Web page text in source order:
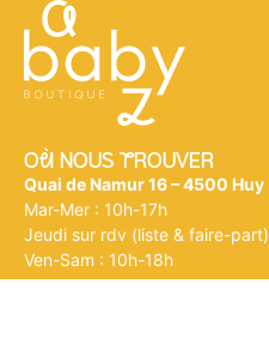
Où NOUS tROUVER
Quai de Namur 16 – 4500 Huy
Mar-Mer : 10h-17h
Jeudi sur rdv (liste & faire-part)
Ven-Sam : 10h-18h